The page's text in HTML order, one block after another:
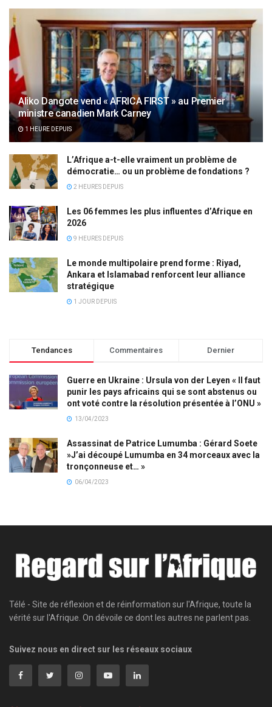
Aliko Dangote vend « AFRICA FIRST » au Premier
ministre canadien Mark Carney
1 HEURE DEPUIS
L’Afrique a-t-elle vraiment un problème de
démocratie… ou un problème de fondations ?
2 HEURES DEPUIS
Les 06 femmes les plus influentes d’Afrique en
2026
9 HEURES DEPUIS
Le monde multipolaire prend forme : Riyad,
Ankara et Islamabad renforcent leur alliance
stratégique
1 JOUR DEPUIS
Tendances Commentaires Dernier
Guerre en Ukraine : Ursula von der Leyen « Il faut
punir les pays africains qui se sont abstenus ou
ont voté contre la résolution présentée à l’ONU »
13/04/2023
Assassinat de Patrice Lumumba : Gérard Soete
»J’ai découpé Lumumba en 34 morceaux avec la
tronçonneuse et… »
06/04/2023
Télé - Site de réflexion et de réinformation sur l'Afrique, toute la
vérité sur l'Afrique. On dévoile ce dont les autres ne parlent pas.
Suivez nous en direct sur les réseaux sociaux